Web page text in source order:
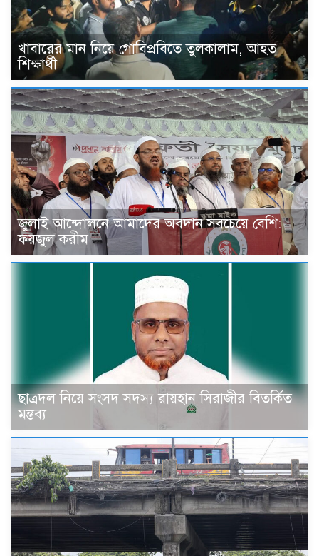
খাবারের মান নিয়ে গোবিপ্রবিতে তুলকালাম, আহত
শিক্ষার্থী
জুলাই আন্দোলনে আমাদের অবদান সবচেয়ে বেশি:
ফয়জুল করীম
ছাত্রদল নিয়ে সংসদ সদস্য রায়হান সিরাজীর বিতর্কিত
মন্তব্য